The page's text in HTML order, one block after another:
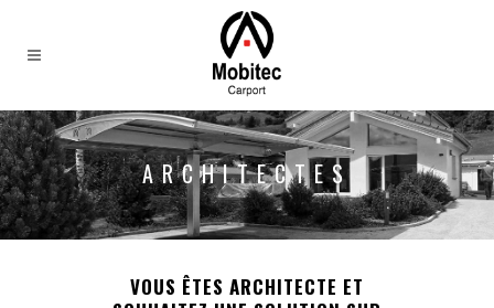
ARCHITECTES
VOUS ÊTES ARCHITECTE ET